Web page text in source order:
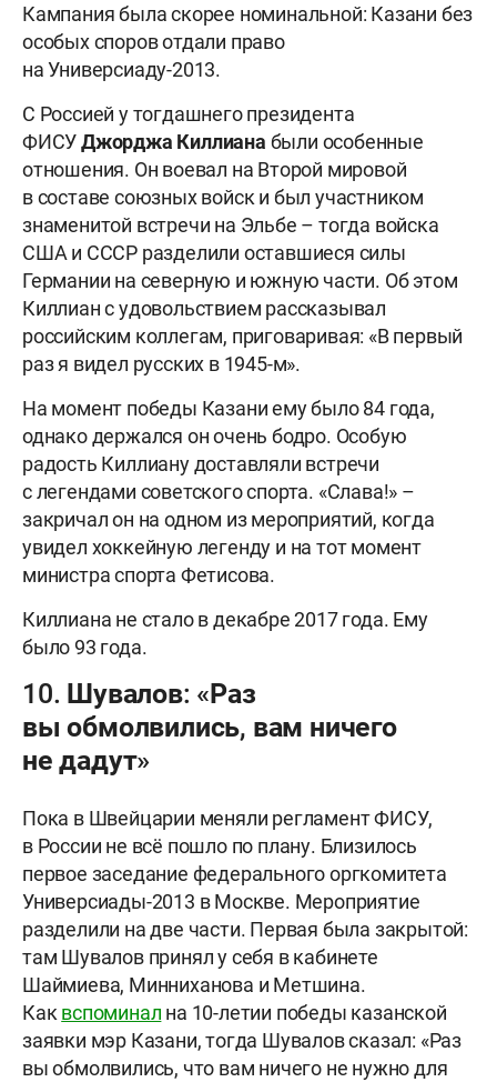
Кампания была скорее номинальной: Казани без
особых споров отдали право
на Универсиаду-2013.
С Россией у тогдашнего президента
ФИСУДжорджа Киллиана были особенные
отношения. Он воевал на Второй мировой
в составе союзных войск и был участником
знаменитой встречи на Эльбе – тогда войска
США и СССР разделили оставшиеся силы
Германии на северную и южную части. Об этом
Киллиан с удовольствием рассказывал
российским коллегам, приговаривая: «В первый
раз я видел русских в 1945-м».
На момент победы Казани ему было 84 года,
однако держался он очень бодро. Особую
радость Киллиану доставляли встречи
с легендами советского спорта. «Слава!» –
закричал он на одном из мероприятий, когда
увидел хоккейную легенду и на тот момент
министра спорта Фетисова.
Киллиана не стало в декабре 2017 года. Ему
было 93 года.
10. Шувалов: «Раз
вы обмолвились, вам ничего
не дадут»
Пока в Швейцарии меняли регламент ФИСУ,
в России не всё пошло по плану. Близилось
первое заседание федерального оргкомитета
Универсиады-2013 в Москве. Мероприятие
разделили на две части. Первая была закрытой:
там Шувалов принял у себя в кабинете
Шаймиева, Минниханова и Метшина.
Как вспоминал на 10-летии победы казанской
заявки мэр Казани, тогда Шувалов сказал: «Раз
вы обмолвились, что вам ничего не нужно для